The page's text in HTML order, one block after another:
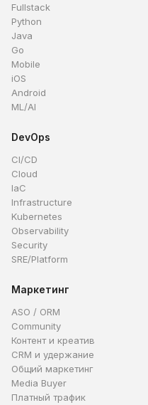
Fullstack
Python
Java
Go
Mobile
iOS
Android
ML/AI
DevOps
CI/CD
Cloud
IaC
Infrastructure
Kubernetes
Observability
Security
SRE/Platform
Маркетинг
ASO / ORM
Community
Контент и креатив
CRM и удержание
Общий маркетинг
Media Buyer
Платный трафик